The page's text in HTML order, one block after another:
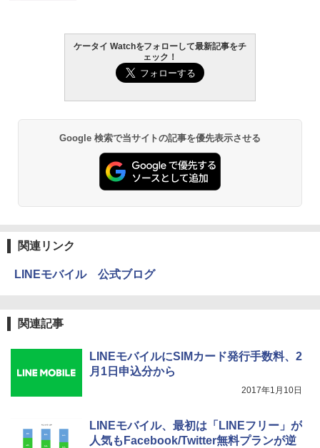
ケータイ Watchをフォローして最新記事をチ
ェック！
Google 検索で当サイトの記事を優先表示させる
関連リンク
LINEモバイル 公式ブログ
関連記事
LINEモバイルにSIMカード発行手数料、2
月1日申込分から
2017年1月10日
LINEモバイル、最初は「LINEフリー」が
人気もFacebook/Twitter無料プランが逆